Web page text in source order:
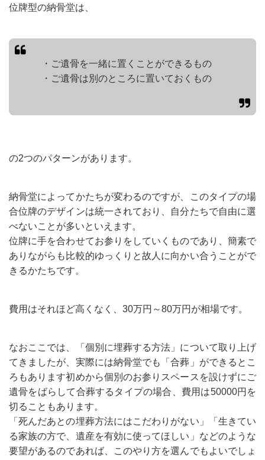
位牌型の納骨堂は、
・ご遺骨を一緒に置くことができるもの
・ご遺骨は別のところに置いておくもの
の2つのパターンがあります。
納骨堂によってかたちが変わるのですが、このタイプの場
合位牌のデザインは統一されており、自分たちで自由に選
べないことが多いといえます。
位牌に手を合わせてお参りをしていくものであり、簡素で
ありながらも比較的ゆっくりと故人に向かい合うことがで
きるかたちです。
費用はそれほど高くなく、30万円～80万円が相場です。
なおここでは、「個別に埋葬する方法」について取り上げ
てきましたが、実際には納骨堂でも「合葬」ができるとこ
ろもあります初めから個別のお参りスペースを設けずにご
遺骨をばらして合葬するタイプの場合、費用は50000円を
切ることもあります。
「死んだあとの埋葬方法にはこだわりがない」「生きてい
る家族の方で、遺産を有効に使ってほしい」などのような
要望があるのであれば、このやり方を選んでもよいでしょ